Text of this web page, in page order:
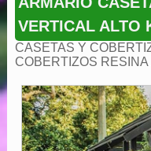
VERTICAL ALTO
CASETAS Y
COBERTIZOS